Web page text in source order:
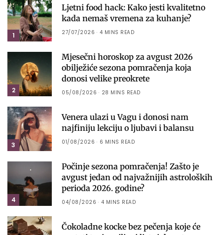
1
Ljetni food hack: Kako jesti kvalitetno
kada nemaš vremena za kuhanje?
27/07/2026 4 MINS READ
2
Mjesečni horoskop za avgust 2026
obilježiće sezona pomračenja koja
donosi velike preokrete
05/08/2026 28 MINS READ
3
Venera ulazi u Vagu i donosi nam
najfiniju lekciju o ljubavi i balansu
01/08/2026 6 MINS READ
4
Počinje sezona pomračenja! Zašto je
avgust jedan od najvažnijih astroloških
perioda 2026. godine?
04/08/2026 4 MINS READ
Čokoladne kocke bez pečenja koje će